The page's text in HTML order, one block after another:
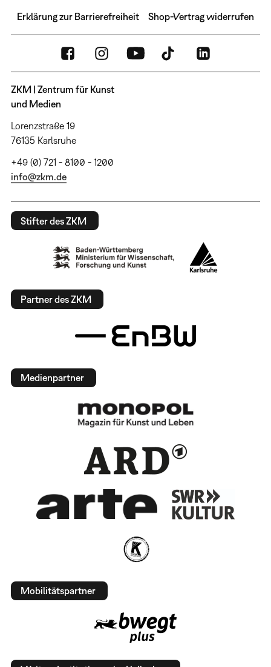
Erklärung zur Barrierefreiheit Shop-Vertrag widerrufen
ZKM | Zentrum für Kunst
und Medien
Lorenzstraße 19
76135 Karlsruhe
+49 (0) 721 - 8100 - 1200
info@zkm.de
Stifter des ZKM
Partner des ZKM
Medienpartner
Mobilitätspartner